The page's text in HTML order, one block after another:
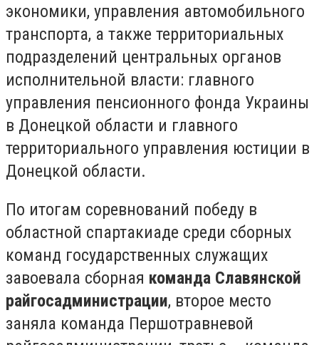
экономики, управления автомобильного
транспорта, а также территориальных
подразделений центральных органов
исполнительной власти: главного
управления пенсионного фонда Украины
в Донецкой области и главного
территориального управления юстиции в
Донецкой области.
По итогам соревнований победу в
областной спартакиаде среди сборных
команд государственных служащих
завоевала сборная команда Славянской
райгосадминистрации, второе место
заняла команда Першотравневой